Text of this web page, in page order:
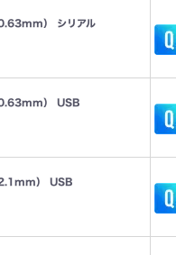
） シリアル
） USB
） USB